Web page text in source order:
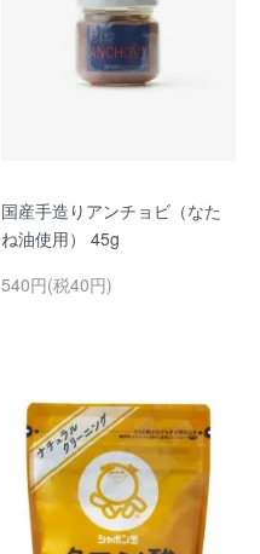
国産手造りアンチョビ（なた
ね油使用） 45g
540円(税40円)